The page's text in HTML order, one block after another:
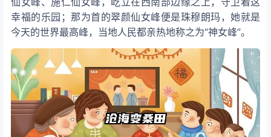
幸福的乐园；那为首的翠颜仙女峰便是珠穆朗玛，她就是
今天的世界最高峰，当地人民都亲热地称之为“神女峰”。